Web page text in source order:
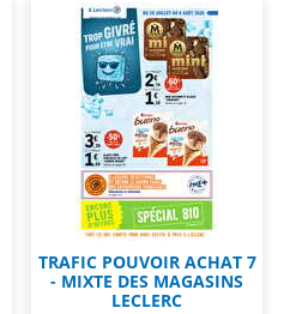
TRAFIC POUVOIR ACHAT 7
- MIXTE DES MAGASINS
LECLERC